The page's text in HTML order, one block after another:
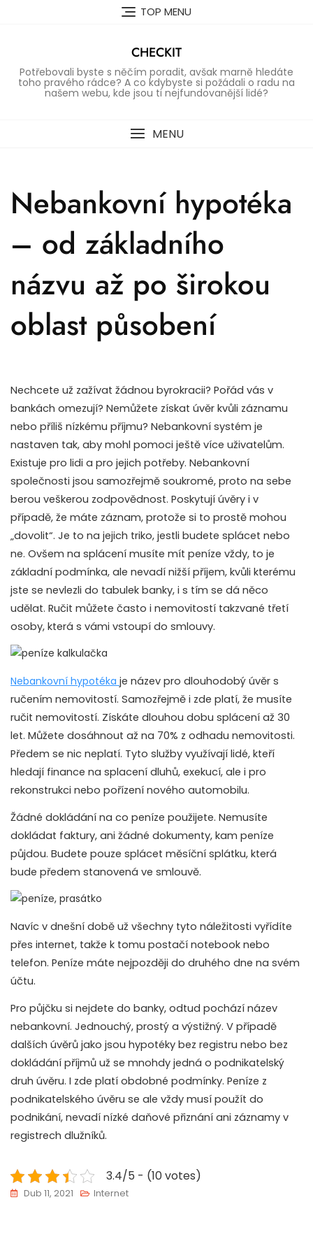
TOP MENU
CHECKIT
Potřebovali byste s něčím poradit, avšak marně hledáte
toho pravého rádce? A co kdybyste si požádali o radu na
našem webu, kde jsou ti nejfundovanější lidé?
MENU
Nebankovní hypotéka
– od základního
názvu až po širokou
oblast působení
Nechcete už zažívat žádnou byrokracii? Pořád vás v
bankách omezují? Nemůžete získat úvěr kvůli záznamu
nebo příliš nízkému příjmu? Nebankovní systém je
nastaven tak, aby mohl pomoci ještě více uživatelům.
Existuje pro lidi a pro jejich potřeby. Nebankovní
společnosti jsou samozřejmě soukromé, proto na sebe
berou veškerou zodpovědnost. Poskytují úvěry i v
případě, že máte záznam, protože si to prostě mohou
„dovolit“. Je to na jejich triko, jestli budete splácet nebo
ne. Ovšem na splácení musíte mít peníze vždy, to je
základní podmínka, ale nevadí nižší příjem, kvůli kterému
jste se nevlezli do tabulek banky, i s tím se dá něco
udělat. Ručit můžete často i nemovitostí takzvané třetí
osoby, která s vámi vstoupí do smlouvy.
Nebankovní hypotéka je název pro dlouhodobý úvěr s
ručením nemovitostí. Samozřejmě i zde platí, že musíte
ručit nemovitostí. Získáte dlouhou dobu splácení až 30
let. Můžete dosáhnout až na 70% z odhadu nemovitosti.
Předem se nic neplatí. Tyto služby využívají lidé, kteří
hledají finance na splacení dluhů, exekucí, ale i pro
rekonstrukci nebo pořízení nového automobilu.
Žádné dokládání na co peníze použijete. Nemusíte
dokládat faktury, ani žádné dokumenty, kam peníze
půjdou. Budete pouze splácet měsíční splátku, která
bude předem stanovená ve smlouvě.
Navíc v dnešní době už všechny tyto náležitosti vyřídíte
přes internet, takže k tomu postačí notebook nebo
telefon. Peníze máte nejpozději do druhého dne na svém
účtu.
Pro půjčku si nejdete do banky, odtud pochází název
nebankovní. Jednouchý, prostý a výstižný. V případě
dalších úvěrů jako jsou hypotéky bez registru nebo bez
dokládání příjmů už se mnohdy jedná o podnikatelský
druh úvěru. I zde platí obdobné podmínky. Peníze z
podnikatelského úvěru se ale vždy musí použít do
podnikání, nevadí nízké daňové přiznání ani záznamy v
registrech dlužníků.
3.4/5 - (10 votes)
Dub 11, 2021 Internet